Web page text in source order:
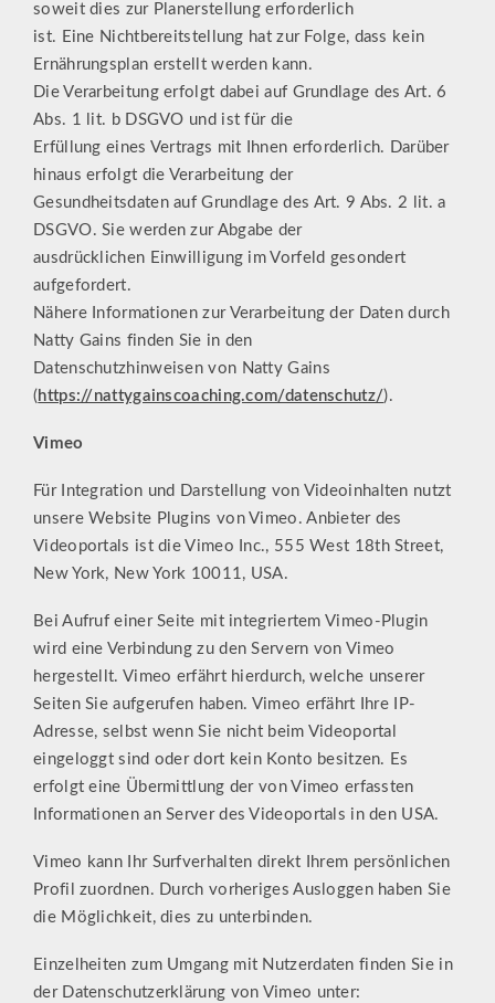
soweit dies zur Planerstellung erforderlich
ist. Eine Nichtbereitstellung hat zur Folge, dass kein
Ernährungsplan erstellt werden kann.
Die Verarbeitung erfolgt dabei auf Grundlage des Art. 6
Abs. 1 lit. b DSGVO und ist für die
Erfüllung eines Vertrags mit Ihnen erforderlich. Darüber
hinaus erfolgt die Verarbeitung der
Gesundheitsdaten auf Grundlage des Art. 9 Abs. 2 lit. a
DSGVO. Sie werden zur Abgabe der
ausdrücklichen Einwilligung im Vorfeld gesondert
aufgefordert.
Nähere Informationen zur Verarbeitung der Daten durch
Natty Gains finden Sie in den
Datenschutzhinweisen von Natty Gains
( https://nattygainscoaching.com/datenschutz/).
Vimeo
Für Integration und Darstellung von Videoinhalten nutzt
unsere Website Plugins von Vimeo. Anbieter des
Videoportals ist die Vimeo Inc., 555 West 18th Street,
New York, New York 10011, USA.
Bei Aufruf einer Seite mit integriertem Vimeo-Plugin
wird eine Verbindung zu den Servern von Vimeo
hergestellt. Vimeo erfährt hierdurch, welche unserer
Seiten Sie aufgerufen haben. Vimeo erfährt Ihre IP-
Adresse, selbst wenn Sie nicht beim Videoportal
eingeloggt sind oder dort kein Konto besitzen. Es
erfolgt eine Übermittlung der von Vimeo erfassten
Informationen an Server des Videoportals in den USA.
Vimeo kann Ihr Surfverhalten direkt Ihrem persönlichen
Profil zuordnen. Durch vorheriges Ausloggen haben Sie
die Möglichkeit, dies zu unterbinden.
Einzelheiten zum Umgang mit Nutzerdaten finden Sie in
der Datenschutzerklärung von Vimeo unter: